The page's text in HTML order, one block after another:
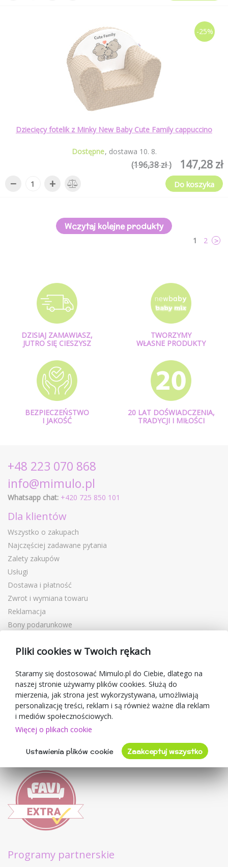
-25%
Dziecięcy fotelik z Minky New Baby Cute Family cappuccino
Dostępne dostawa 10. 8.
147,28 zł
(196,38 zł )
− + Do koszyka
Wczytaj kolejne produkty
1 2 >
DZISIAJ ZAMAWIASZ,
JUTRO SIĘ CIESZYSZ
TWORZYMY
WŁASNE PRODUKTY
BEZPIECZEŃSTWO
I JAKOŚĆ
20 LAT DOŚWIADCZENIA,
TRADYCJI I MIŁOŚCI
+48 223 070 868
info@mimulo.pl
Whatsapp chat: +420 725 850 101
Dla klientów
Wszystko o zakupach
Najczęściej zadawane pytania
Zalety zakupów
Usługi
Dostawa i płatność
Zwrot i wymiana towaru
Reklamacja
Bony podarunkowe
Blog
O sprzedawcy
Mimulo.pl
Regulamin sklepu
Ochrona danych osobowych GDPR
Kontakty
Oceny klientów
Programy partnerskie
Pliki cookies w Twoich rękach
Staramy się dostosować Mimulo.pl do Ciebie, dlatego na
naszej stronie używamy plików cookies. Służą do
mierzenia, jak strona jest wykorzystywana, umożliwiają
personalizację treści, reklam i są również ważne dla reklam
i mediów społecznościowych.
Więcej o plikach cookie
Ustawienia plików cookie Zaakceptuj wszystko